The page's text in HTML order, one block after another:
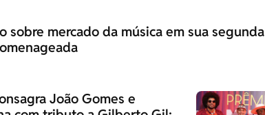
sobre mercado da música em sua segunda
João Gomes e